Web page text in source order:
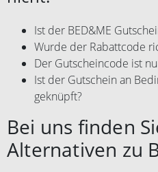
Ist der BED&ME
Wurde der Rabattcode
Der Gutscheincode ist
Ist der Gutschein an
geknüpft?
Bei uns finden
Alternativen zu